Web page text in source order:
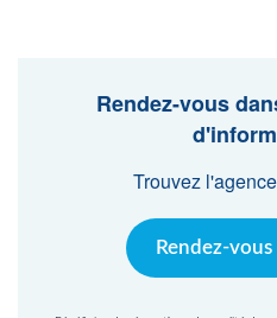
Agent
Nl
Rendez-vous
Trouvez
Rendez-